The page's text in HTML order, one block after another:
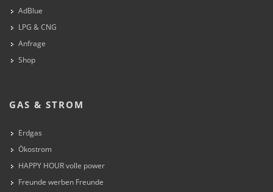
AdBlue
LPG & CNG
Anfrage
Shop
GAS & STROM
Erdgas
Ökostrom
HAPPY HOUR volle power
Freunde werben Freunde